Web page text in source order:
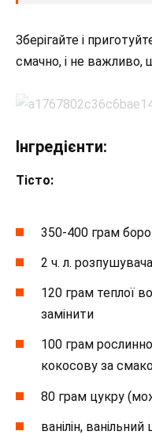
Зберігайте і
смачно, і не важливо,
Інгредієнти:
Тісто:
350-400 грам
2 ч. л. розпушувача
120 грам теплої
замінити
100 грам
кокосову за
80 грам цукру
ванілін, ванільний